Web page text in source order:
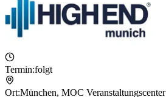
Termin:folgt
Ort:München, MOC Veranstaltungscenter